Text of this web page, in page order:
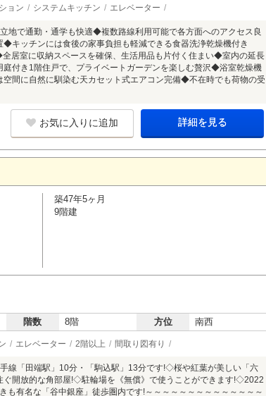
ョン システムキッチン エレベーター
地で通勤・通学も快適◆複数路線利用可能で各方面へのアクセス良
キッチンには食後の家事負担も軽減できる食器洗浄乾燥機付き
居室に収納スペースを確保、生活用品も片付く住まい◆室内の延長
付き1階住戸で、プライベートガーデンを楽しむ贅沢◆浴室乾燥機
間に自然に馴染む天カセット式エアコン完備◆不在時でも荷物の受
お気に入りに追加 詳細を見る
築47年5ヶ月
9階建
階数 8階 方位 南西
エレベーター 2階以上 間取り図有り
「田端駅」10分・「駒込駅」13分です!◇桜や紅葉が美しい「六
開放的な角部屋!◇駐輪場を《無償》で使うことができます!◇2022
有名な「谷中銀座」徒歩圏内です!～～～～～～～～～～～～～～